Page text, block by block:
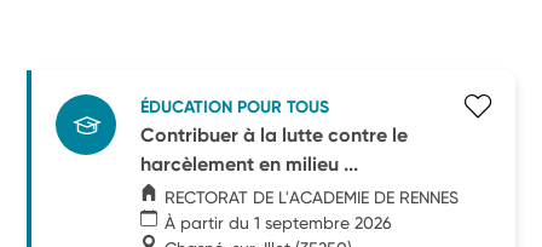
ÉDUCATION POUR TOUS
Contribuer à la lutte contre le
harcèlement en milieu ...
RECTORAT DE L'ACADEMIE DE RENNES
À partir du 1 septembre 2026